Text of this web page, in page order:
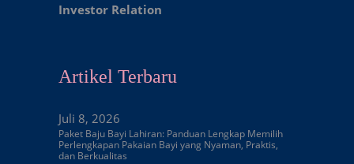
Investor Relation
Artikel Terbaru
Juli 8, 2026
Paket Baju Bayi Lahiran: Panduan Lengkap Memilih
Perlengkapan Pakaian Bayi yang Nyaman, Praktis,
dan Berkualitas